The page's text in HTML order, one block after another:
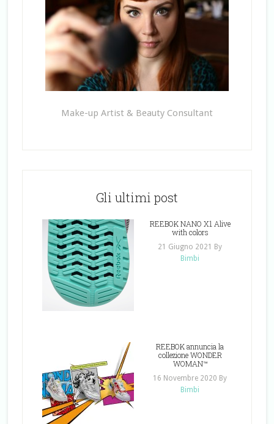
Make-up Artist & Beauty Consultant
Gli ultimi post
REEBOK NANO X1 Alive
with colors
21 Giugno 2021 By
Bimbi
REEBOK annuncia la
collezione WONDER
WOMAN™
16 Novembre 2020 By
Bimbi